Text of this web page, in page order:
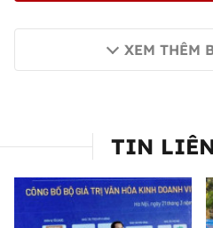
XEM THÊM
TIN